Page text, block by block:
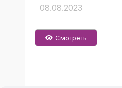
08.08.2023
Смотреть